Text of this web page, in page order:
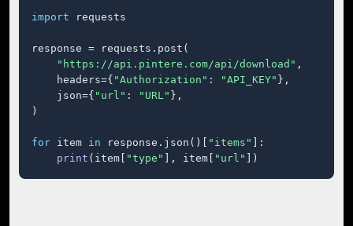
import requests
response = requests.post(
"https://api.pintere.com/api/download" ,
    headers={
"Authorization" : "API_KEY" },
    json={
"url" : "URL" },
)
for item in response.json()[ "items"
]:
print (item[ "type" ], item[ "url" ])